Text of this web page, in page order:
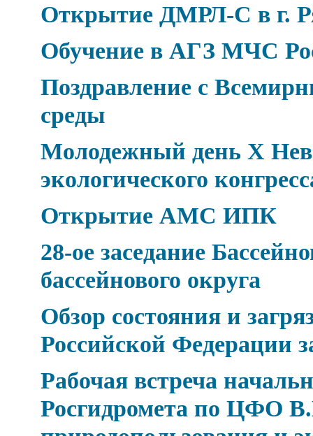
Открытие ДМРЛ-С в г.
Обучение в АГЗ МЧС
Поздравление с
среды
Молодежный день Х
экологического
Открытие АМС ИПК
28-ое заседание
бассейнового округа
Обзор состояния и
Российской Федерации
Рабочая встреча
Росгидромета по ЦФО